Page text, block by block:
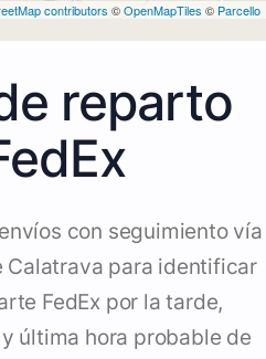
contributors ©OpenMapTiles © Parcello
reparto
con seguimiento vía
Calatrava para identificar
FedEx por la tarde,
última hora probable de